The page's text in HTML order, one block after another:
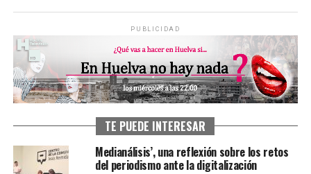
PUBLICIDAD
TE PUEDE INTERESAR
Medianálisis’, una reflexión sobre los retos
del periodismo ante la digitalización